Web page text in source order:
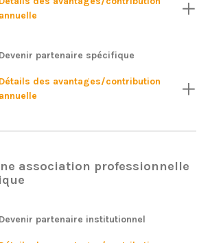
annuelle
Devenir partenaire spécifique
Détails des avantages/contribution
annuelle
association professionnelle
Devenir partenaire institutionnel